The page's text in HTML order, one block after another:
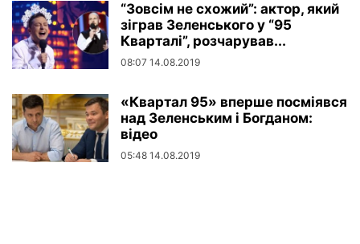
“Зовсім не схожий”: актор, який
зіграв Зеленського у “95
Кварталі”, розчарував...
08:07 14.08.2019
«Квартал 95» вперше посміявся
над Зеленським і Богданом:
відео
05:48 14.08.2019